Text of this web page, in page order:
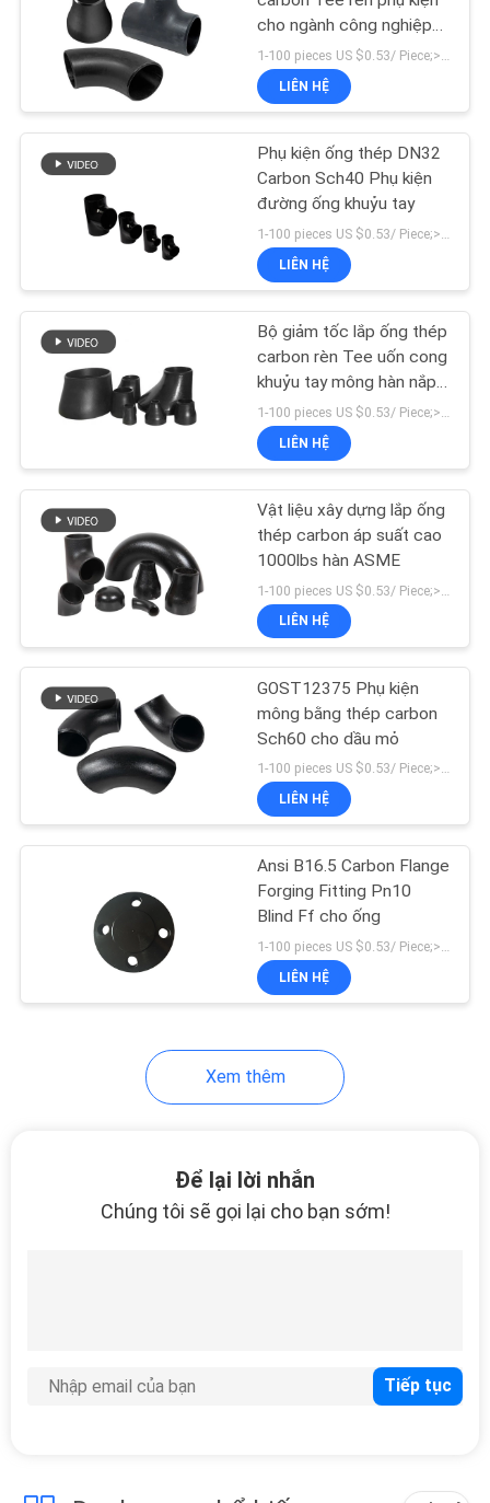
LIÊN
HỆ
CHÚNG
TÔI
TỨC
TẤT
CÁC
TRƯỜNG
HỢP
TRANG
WEB
CHÍNH
SÁCH
BẢO
cho ngành công nghiệp
điện
1-100 pieces US $0.53/ Piece;>100 pieces US $0.41/ Piece MOQ:1 miếng
LIÊN HỆ
Phụ kiện ống thép DN32
Carbon Sch40 Phụ kiện
đường ống khuỷu tay
LIÊN HỆ
Bộ giảm tốc lắp ống thép
carbon rèn Tee uốn cong
khuỷu tay mông hàn nắp
ống
LIÊN HỆ
Vật liệu xây dựng lắp ống
thép carbon áp suất cao
1000lbs hàn ASME
LIÊN HỆ
GOST12375 Phụ kiện
mông bằng thép carbon
Sch60 cho dầu mỏ
1-100 pieces US $0.53/ Piece;>100 pieces US $0.41/ Piece MOQ:1 miếng
LIÊN HỆ
Ansi B16.5 Carbon Flange
Forging Fitting Pn10
Blind Ff cho ống
1-100 pieces US $0.53/ Piece;>100 pieces US $0.41/ Piece MOQ:1 miếng
LIÊN HỆ
Xem thêm
Để lại lời nhắn
Chúng tôi sẽ gọi lại cho bạn sớm!